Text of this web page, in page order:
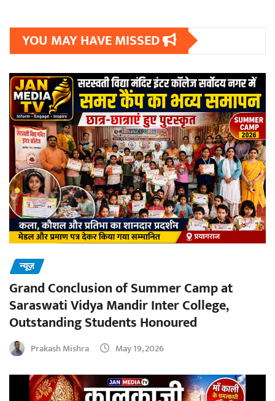
YOU MAY HAVE MISSED
न्यूज़
Grand Conclusion of Summer Camp at
Saraswati Vidya Mandir Inter College,
Outstanding Students Honoured
Prakash Mishra May 19, 2026